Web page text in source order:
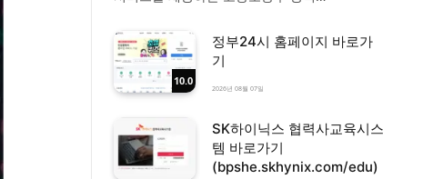
10.0
정부24시 홈페이지 바로가
기
2026년 08월 07일
SK하이닉스 협력사교육시스
템 바로가기
(bpshe.skhynix.com/edu)